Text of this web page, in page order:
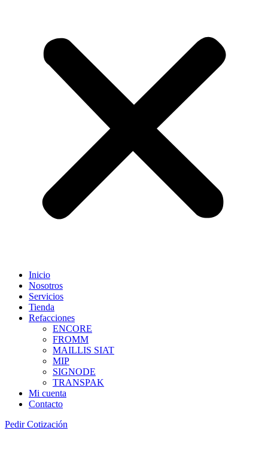
Inicio
Nosotros
Servicios
Tienda
Refacciones
ENCORE
FROMM
MAILLIS SIAT
MIP
SIGNODE
TRANSPAK
Mi cuenta
Contacto
Pedir Cotización